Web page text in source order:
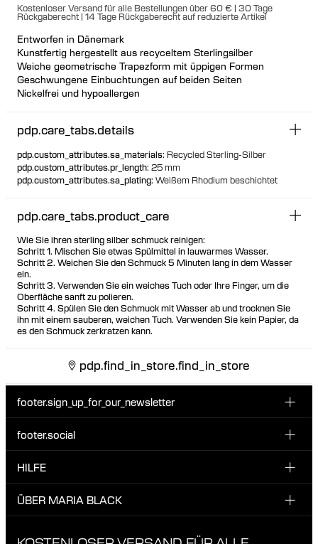
Kostenloser Versand für alle Bestellungen über 60 € | 30 Tage
Rückgaberecht | 14 Tage Rückgaberecht auf reduzierte Artikel
Entworfen in Dänemark
Kunstfertig hergestellt aus recyceltem Sterlingsilber
Weiche geometrische Trapezform mit üppigen Formen
Geschwungene Einbuchtungen auf beiden Seiten
Nickelfrei und hypoallergen
So konzipiert, dass sie aufrecht stehen können, wenn sie nicht
Hohlgeformt für angenehm leichtes Tragen
pdp.care_tabs.details
pdp.custom_attributes.sa_materials: Recycled Sterling-Silber
pdp.custom_attributes.pr_length: 25 mm
pdp.custom_attributes.sa_plating: Weißem Rhodium beschichtet
pdp.care_tabs.product_care
Wie Sie ihren sterling silber schmuck reinigen:
Schritt 1. Mischen Sie etwas Spülmittel in lauwarmes Wasser.
Schritt 2. Weichen Sie den Schmuck 5 Minuten lang in dem Wasser
ein.
Schritt 3. Verwenden Sie ein weiches Tuch oder Ihre Finger, um die
Oberfläche sanft zu polieren.
Schritt 4. Spülen Sie den Schmuck mit Wasser ab und trocknen Sie
ihn mit einem sauberen, weichen Tuch. Verwenden Sie kein Papier, da
es den Schmuck zerkratzen kann.
pdp.find_in_store.find_in_store
footer.sign_up_for_our_newsletter
Melde dich für unseren Newsletter an und erhalte 10 %
footer.social
INSTAGRAM
TIKTOK
HILFE
KUNDENSERVICE & KONTAKT
ÜBER MARIA BLACK